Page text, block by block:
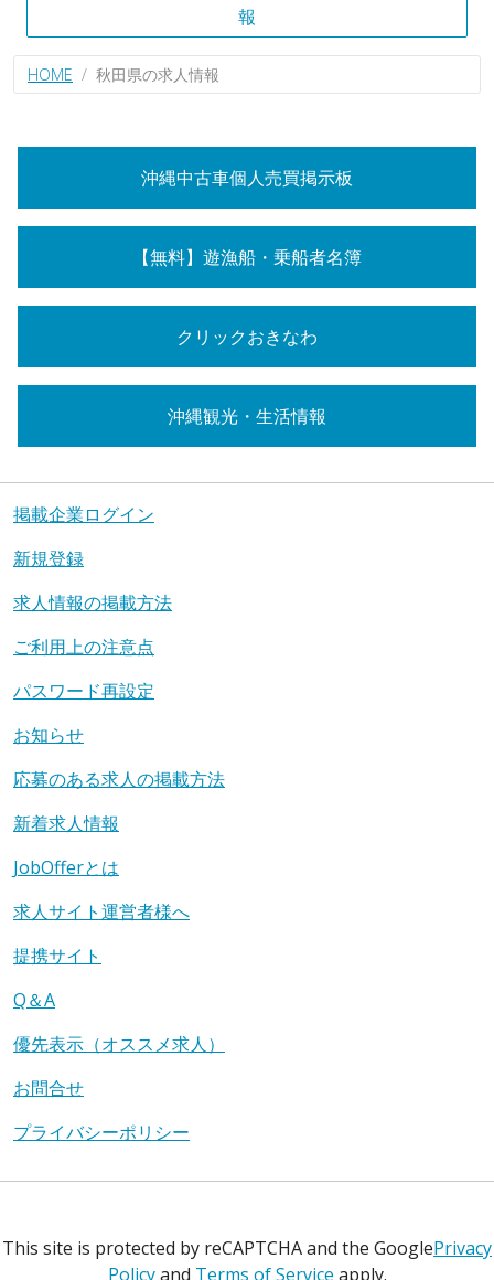
報
HOME 秋田県の求人情報
沖縄中古車個人売買掲示板
【無料】遊漁船・乗船者名簿
クリックおきなわ
沖縄観光・生活情報
掲載企業ログイン
新規登録
求人情報の掲載方法
ご利用上の注意点
パスワード再設定
お知らせ
応募のある求人の掲載方法
新着求人情報
JobOfferとは
求人サイト運営者様へ
提携サイト
Q＆A
優先表示（オススメ求人）
お問合せ
プライバシーポリシー
This site is protected by reCAPTCHA and the GooglePrivacy
Policyand Terms of Service apply.